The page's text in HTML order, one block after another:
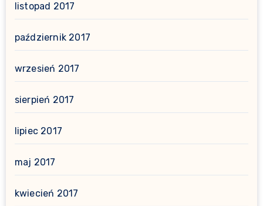
listopad 2017
październik 2017
wrzesień 2017
sierpień 2017
lipiec 2017
maj 2017
kwiecień 2017